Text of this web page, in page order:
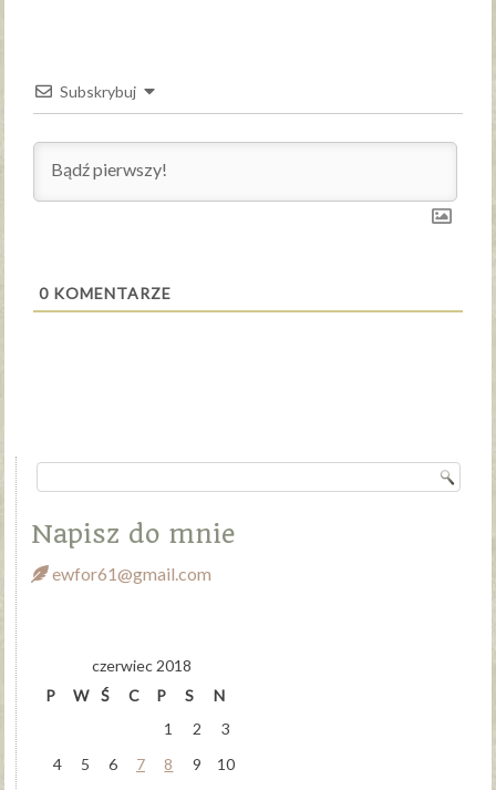
Subskrybuj
0 KOMENTARZE
Napisz do mnie
ewfor61@gmail.com
czerwiec 2018
P
W Ś C P S
N
1
2
3
4
5 6 7 8 9
10